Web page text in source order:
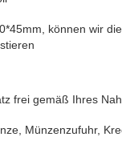
können wir
frei gemäß Ihres
Münzenzufuhr,